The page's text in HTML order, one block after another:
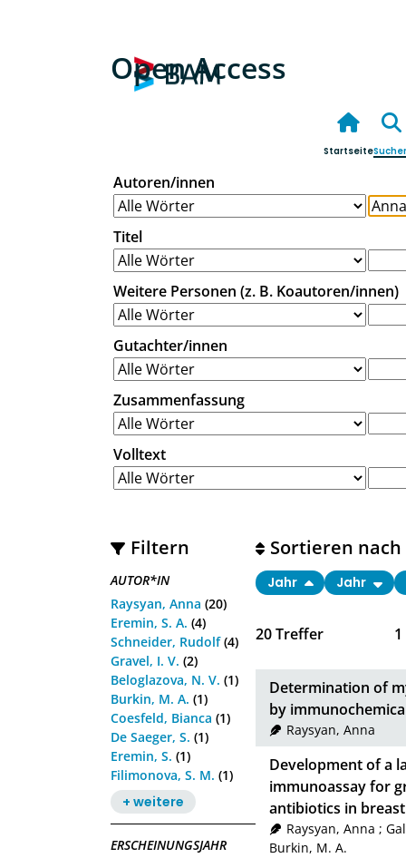
Open Access
Startseite
Autoren/innen
Titel
Weitere Personen (z. B. Koautoren/innen)
Gutachter/innen
Zusammenfassung
Volltext
Filtern
AUTOR*IN
Raysyan, Anna (20)
Eremin, S. A. (4)
Schneider, Rudolf(4)
Gravel, I. V. (2)
Beloglazova, N. V. (1)
Burkin, M. A. (1)
Coesfeld, Bianca (1)
De Saeger, S. (1)
Eremin, S. (1)
Filimonova, S. M. (1)
+ weitere
ERSCHEINUNGSJAHR
20Treffer 1
Sortieren nach
Jahr Jahr
Determination of
by
Raysyan, Anna
Development of a
immunoassay for
antibiotics in
Raysyan, Anna ;
Burkin, M. A.